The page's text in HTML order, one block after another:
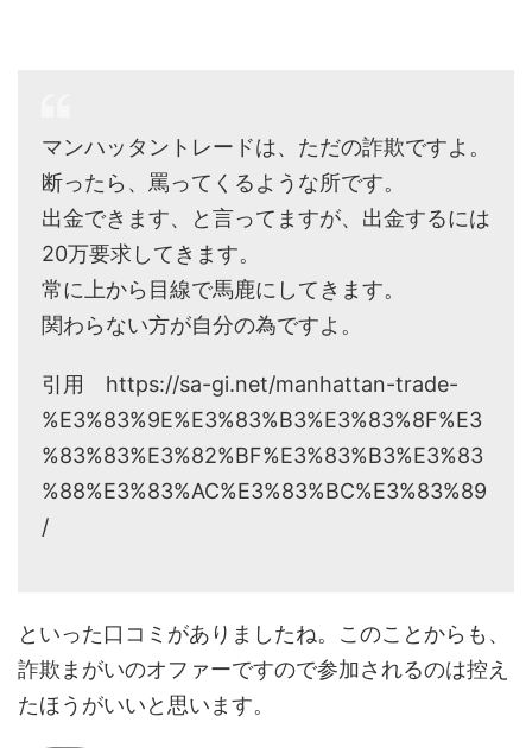
マンハッタントレードは、ただの詐欺ですよ。
断ったら、罵ってくるような所です。
出金できます、と言ってますが、出金するには
20万要求してきます。
常に上から目線で馬鹿にしてきます。
関わらない方が自分の為ですよ。
引用 https://sa-gi.net/manhattan-trade-
%E3%83%9E%E3%83%B3%E3%83%8F%E3
%83%83%E3%82%BF%E3%83%B3%E3%83
%88%E3%83%AC%E3%83%BC%E3%83%89
/
といった口コミがありましたね。このことからも、
詐欺まがいのオファーですので参加されるのは控え
たほうがいいと思います。